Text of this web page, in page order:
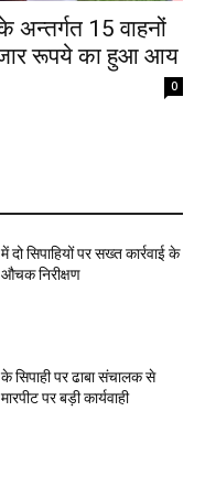
अन्तर्गत 15 वाहनों
रूपये का हुआ आय
0
सिपाहियों पर सख्त कार्रवाई के
निरीक्षण
सिपाही पर ढाबा संचालक से
पर बड़ी कार्यवाही